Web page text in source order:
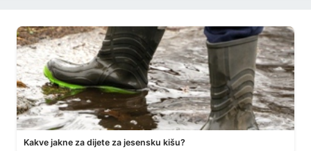
Kakve jakne za dijete za jesensku kišu?